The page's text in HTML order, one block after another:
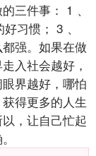
三件事： 1 、
习惯； 3 、
强。如果在做
入社会越好，
界越好，哪怕
得更多的人生
，让自己忙起